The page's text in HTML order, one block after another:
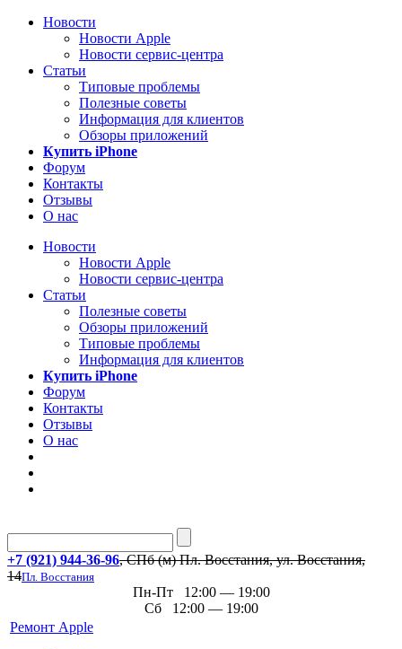
Новости
Новости Apple
Новости сервис-центра
Статьи
Типовые проблемы
Полезные советы
Информация для клиентов
Обзоры приложений
Купить iPhone
Форум
Контакты
Отзывы
О нас
Новости
Новости Apple
Новости сервис-центра
Статьи
Полезные советы
Обзоры приложений
Типовые проблемы
Информация для клиентов
Купить iPhone
Форум
Контакты
Отзывы
О нас
+7 (921) 944-36-96, СПб (м) Пл. Восстания, ул. Восстания,
14Пл. Восстания
Пн-Пт 12:00 — 19:00
Сб 12:00 — 19:00
Ремонт Apple